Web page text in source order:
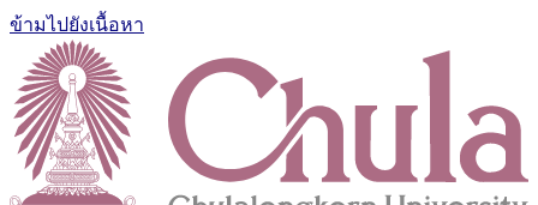
ข้ามไปยังเนื้อหา